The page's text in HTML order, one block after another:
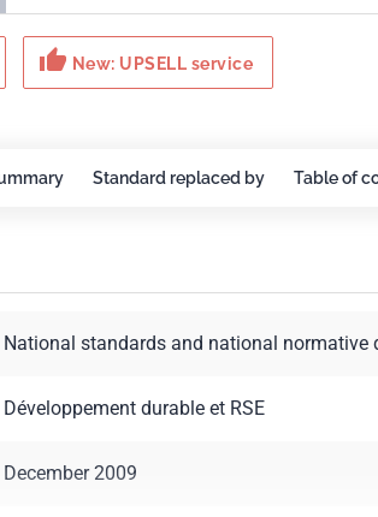
avec une stratégie globale ;- identifier
chaque étape du processus ;- enrichir
l'introduction de nouvelles procédures
les interdépendances avec les parties
thumb_up New: UPSELL service
Standard replaced by Table of
National standards and national normative
Développement durable et RSE
December 2009